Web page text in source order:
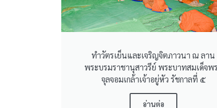
ทำวัตรเย็นและเจริญจิตภาวนา ณ ลาน
พระบรมราชานุสาวรีย์ พระบาทสมเด็จพ
จุลจอมเกล้าเจ้าอยู่หัว รัชกาลที่ ๕
อ่านต่อ